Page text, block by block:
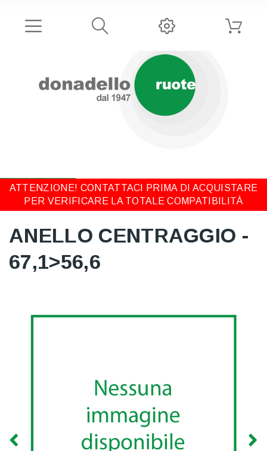
ATTENZIONE! CONTATTACI PRIMA DI ACQUISTARE
PER VERIFICARE LA TOTALE COMPATIBILITÀ
ANELLO CENTRAGGIO -
67,1>56,6